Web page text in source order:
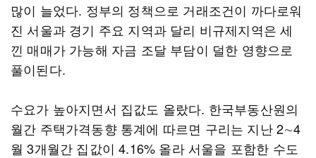
많이 늘었다. 정부의 정책으로 거래조건이 까다로워
진 서울과 경기 주요 지역과 달리 비규제지역은 세
낀 매매가 가능해 자금 조달 부담이 덜한 영향으로
풀이된다.
수요가 높아지면서 집값도 올랐다. 한국부동산원의
월간 주택가격동향 통계에 따르면 구리는 지난 2∼4
월 3개월간 집값이 4.16% 올라 서울을 포함한 수도